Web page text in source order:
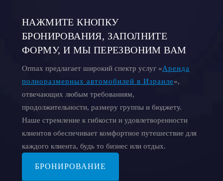
НАЖМИТЕ КНОПКУ
БРОНИРОВАНИЯ, ЗАПОЛНИТЕ
ФОРМУ, И МЫ ПЕРЕЗВОНИМ ВАМ
Ormax предлагает широкий спектр услуг «Аренда
полноразмерных автомобилей в Израиле«,
отвечающих любым требованиям,
продолжительности, размеру группы и бюджету.
Наше стремление к гибкости и удовлетворенности
клиентов обеспечивает комфортное путешествие для
каждого клиента, будь то бизнес или отдых.
БРОНИРОВАНИЕ